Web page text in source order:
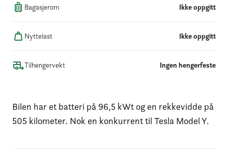
Bagasjerom Ikke oppgitt
Nyttelast Ikke oppgitt
Tilhengervekt Ingen hengerfeste
Bilen har et batteri på 96,5 kWt og en rekkevidde på
505 kilometer. Nok en konkurrent til Tesla Model Y.